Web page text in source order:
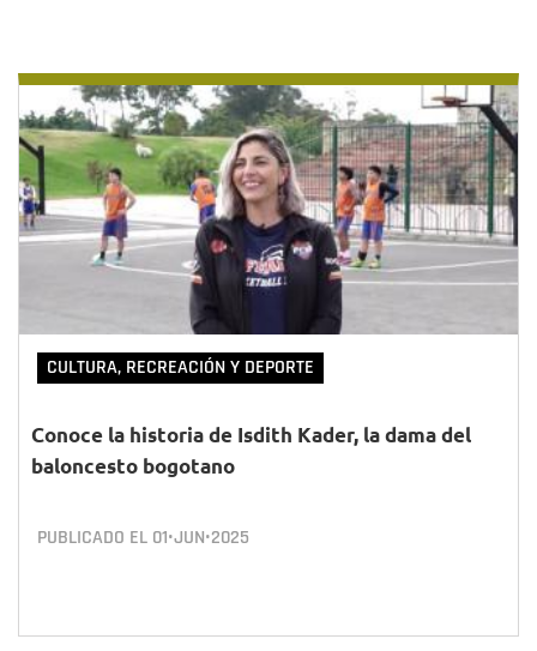
CULTURA, RECREACIÓN Y DEPORTE
Conoce la historia de Isdith Kader, la dama del
baloncesto bogotano
PUBLICADO EL 01•JUN•2025